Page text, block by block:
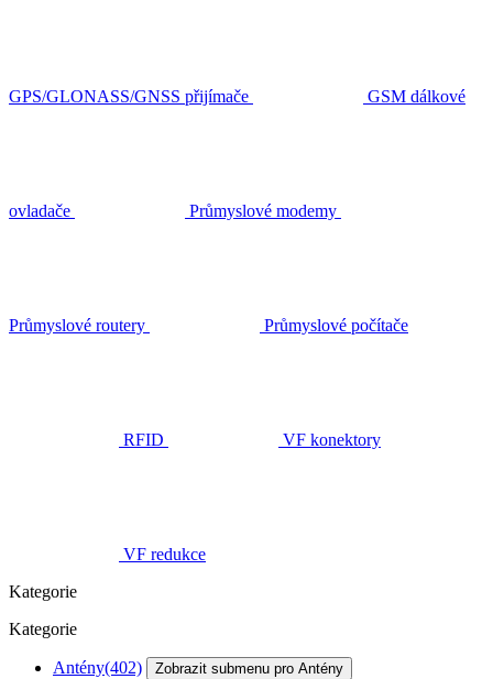
GPS/GLONASS/GNSS přijímače GSM dálkové
ovladače Průmyslové modemy
Průmyslové routery Průmyslové počítače
RFID VF konektory
VF redukce
Kategorie
Kategorie
Antény(402) Zobrazit submenu pro Antény